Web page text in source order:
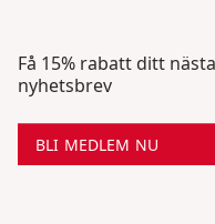
Få 15% rabatt ditt
nyhetsbrev
BLI MEDLEM NU